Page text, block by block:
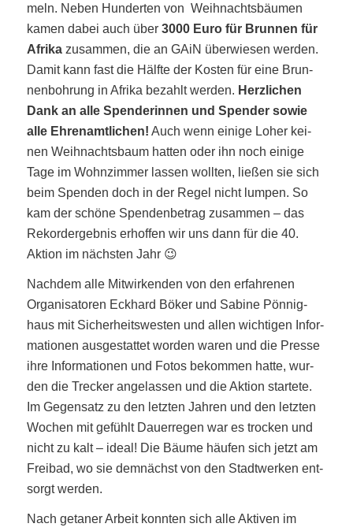
meln. Neben Hun­der­ten von Weih­nachts­bäu­men
kamen dabei auch über3000 Euro für Brun­nen für
Afri­ka zusam­men, die an GAiN über­wie­sen wer­den.
Damit kann fast die Hälf­te der Kos­ten für eine Brun­
nen­boh­rung in Afri­ka bezahlt wer­den. Herz­li­chen
Dank an alle Spen­de­rin­nen und Spen­der sowie
alle Ehren­amt­li­chen! Auch wenn eini­ge Loher kei­
nen Weih­nachts­baum hat­ten oder ihn noch eini­ge
Tage im Wohn­zim­mer las­sen woll­ten, lie­ßen sie sich
beim Spen­den doch in der Regel nicht lum­pen. So
kam der schö­ne Spen­den­be­trag zusam­men – das
Rekord­ergeb­nis erhof­fen wir uns dann für die 40.
Akti­on im nächs­ten Jahr 😉
Nach­dem alle Mit­wir­ken­den von den erfah­re­nen
Orga­ni­sa­to­ren Eck­hard Böker und Sabi­ne Pön­nig­
haus mit Sicher­heits­wes­ten und allen wich­ti­gen Infor­
ma­tio­nen aus­ge­stat­tet wor­den waren und die Pres­se
ihre Infor­ma­tio­nen und Fotos bekom­men hat­te, wur­
den die Tre­cker ange­las­sen und die Akti­on star­te­te.
Im Gegen­satz zu den letz­ten Jah­ren und den letz­ten
Wochen mit gefühlt Dau­er­re­gen war es tro­cken und
nicht zu kalt – ide­al! Die Bäu­me häu­fen sich jetzt am
Frei­bad, wo sie dem­nächst von den Stadt­wer­ken ent­
sorgt werden.
Nach geta­ner Arbeit konn­ten sich alle Akti­ven im